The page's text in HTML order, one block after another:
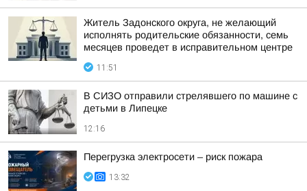
Житель Задонского округа, не желающий
исполнять родительские обязанности, семь
месяцев проведет в исправительном центре
11:51
В СИЗО отправили стрелявшего по машине с
детьми в Липецке
12:16
Перегрузка электросети – риск пожара
13:32